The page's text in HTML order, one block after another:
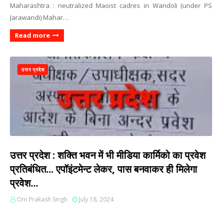
Maharashtra : neutralized Maoist cadres in Wandoli (under PS
Jarawandi) Mahar…
Read more
उत्तर प्रदेश
उत्तर प्रदेश : शक्ति भवन में भी मीडिया कार्मिको का प्रवेश
प्रतिबंधित... एपॉइंटमेन्ट लेकर, पास बनवाकर ही मिलेगा
प्रवेश...
Om Prakash Singh July 18, 2024